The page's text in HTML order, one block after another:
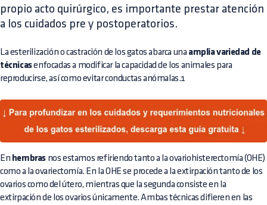
propio acto quirúrgico, es importante prestar atención
a los cuidados pre y postoperatorios.
La esterilización o castración de los gatos abarca una amplia variedad de
técnicasenfocadas a modificar la capacidad de los animales para
reproducirse, así como evitar conductas anómalas.1
En hembras nos estamos refiriendo tanto a la ovariohisterectomía (OHE)
como a la ovariectomía. En la OHE se procede a la extirpación tanto de los
ovarios como del útero, mientras que la segunda consiste en la
extirpación de los ovarios únicamente. Ambas técnicas difieren en las